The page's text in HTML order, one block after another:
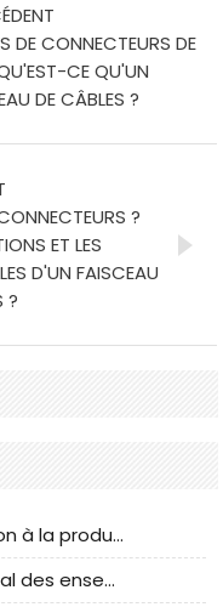
DE CONNECTEURS DE
CE QU'UN
DE CÂBLES ?
?
ET LES
D'UN FAISCEAU
?
Guide d'évaluation et d'adaptation à la production des composants de câbles nationaux CNC Tech
Analyse du remplacement national des ensembles de câbles à fréquence élevée I-PEX